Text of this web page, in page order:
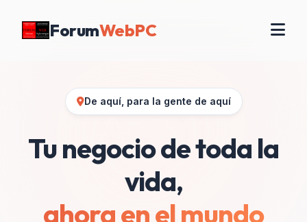
ForumWebPC
De aquí, para la gente de aquí
Tu negocio de toda la
vida,
ahora en el mundo